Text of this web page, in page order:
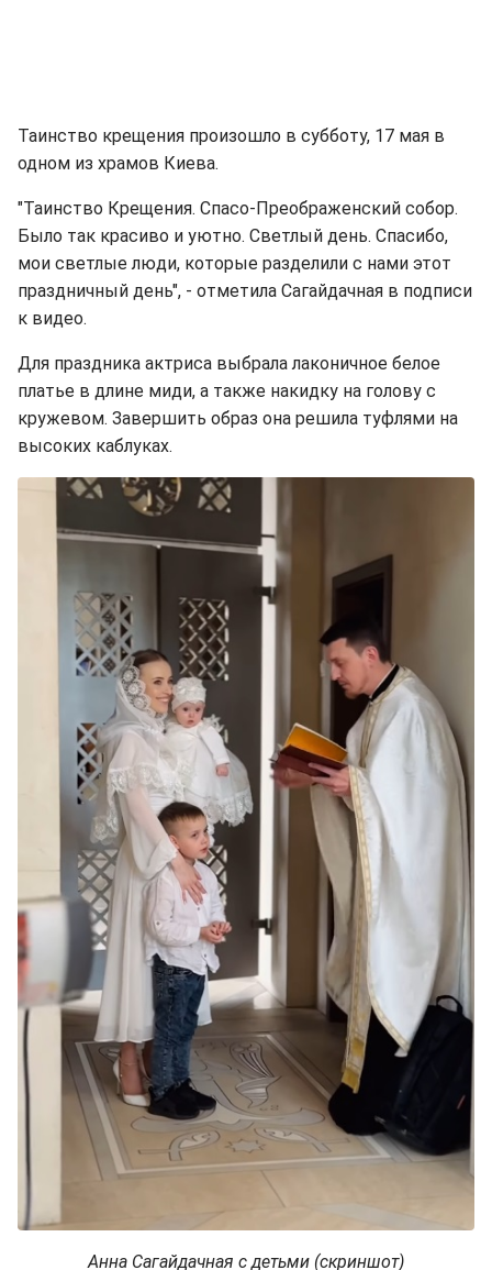
Таинство крещения произошло в субботу, 17 мая в
одном из храмов Киева.
"Таинство Крещения. Спасо-Преображенский собор.
Было так красиво и уютно. Светлый день. Спасибо,
мои светлые люди, которые разделили с нами этот
праздничный день", - отметила Сагайдачная в подписи
к видео.
Для праздника актриса выбрала лаконичное белое
платье в длине миди, а также накидку на голову с
кружевом. Завершить образ она решила туфлями на
высоких каблуках.
Анна Сагайдачная с детьми (скриншот)